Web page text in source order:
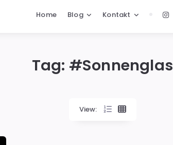
Home Blog Kontakt
Tag: #Sonnenglas
View: